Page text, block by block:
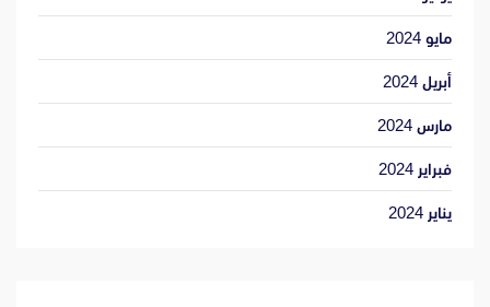
مايو 2024
أبريل 2024
مارس 2024
فبراير 2024
يناير 2024